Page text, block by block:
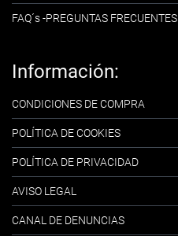
FAQ´s -PREGUNTAS FRECUENTES
Información:
CONDICIONES DE COMPRA
POLÍTICA DE COOKIES
POLÍTICA DE PRIVACIDAD
AVISO LEGAL
CANAL DE DENUNCIAS